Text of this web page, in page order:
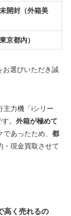
開封（外箱美
京都内）
お選びいただき誠
主力機「iシリー
。 外箱が極めて
あったため、 都
・現金買取させて
高く売れるの